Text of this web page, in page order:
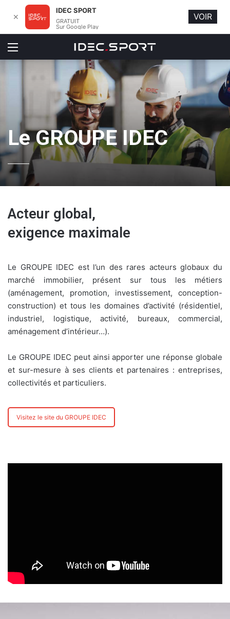
Menu
Le GROUPE IDEC
Acteur global,
exigence maximale
Le GROUPE IDEC est l’un des rares acteurs globaux du
marché immobilier, présent sur tous les métiers
(aménagement, promotion, investissement, conception-
construction) et tous les domaines d’activité (résidentiel,
industriel, logistique, activité, bureaux, commercial,
aménagement d’intérieur…).
Le GROUPE IDEC peut ainsi apporter une réponse globale
et sur-mesure à ses clients et partenaires : entreprises,
collectivités et particuliers.
Visitez le site du GROUPE IDEC
✕
IDEC SPORT
GRATUIT
Sur Google Play
VOIR